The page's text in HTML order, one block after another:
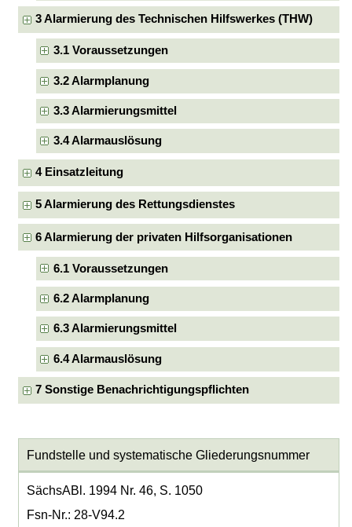
3 Alarmierung des Technischen Hilfswerkes (THW)
3.1 Voraussetzungen
3.2 Alarmplanung
3.3 Alarmierungsmittel
3.4 Alarmauslösung
4 Einsatzleitung
5 Alarmierung des Rettungsdienstes
6 Alarmierung der privaten Hilfsorganisationen
6.1 Voraussetzungen
6.2 Alarmplanung
6.3 Alarmierungsmittel
6.4 Alarmauslösung
7 Sonstige Benachrichtigungspflichten
Fundstelle und systematische Gliederungsnummer
SächsABl. 1994 Nr. 46, S. 1050
Fsn-Nr.: 28-V94.2